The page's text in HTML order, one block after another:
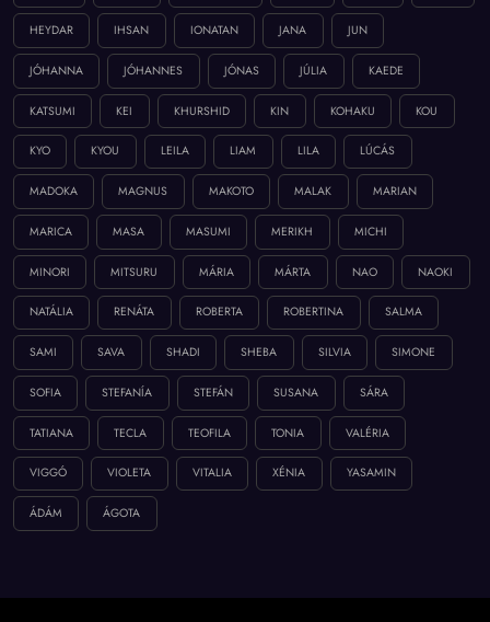
HEYDAR IHSAN IONATAN JANA JUN
JÓHANNA JÓHANNES JÓNAS JÚLIA KAEDE
KATSUMI KEI KHURSHID KIN KOHAKU KOU
KYO KYOU LEILA LIAM LILA LÚCÁS
MADOKA MAGNUS MAKOTO MALAK MARIAN
MARICA MASA MASUMI MERIKH MICHI
MINORI MITSURU MÁRIA MÁRTA NAO NAOKI
NATÁLIA RENÁTA ROBERTA ROBERTINA SALMA
SAMI SAVA SHADI SHEBA SILVIA SIMONE
SOFIA STEFANÍA STEFÁN SUSANA SÁRA
TATIANA TECLA TEOFILA TONIA VALÉRIA
VIGGÓ VIOLETA VITALIA XÉNIA YASAMIN
ÁDÁM ÁGOTA